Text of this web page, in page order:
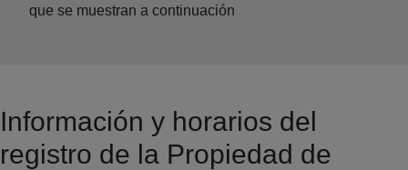
que se muestran a continuación
Información y horarios del
registro de la Propiedad de